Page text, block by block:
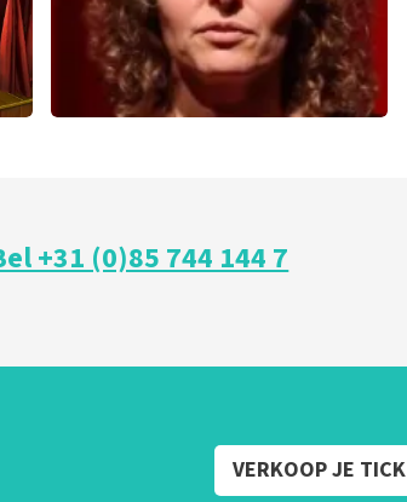
+31 (0)85 744 144 7
VERKOOP JE